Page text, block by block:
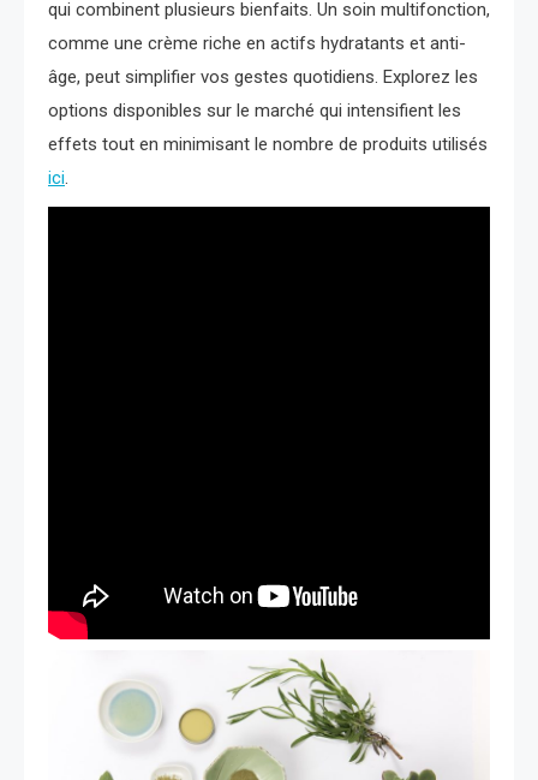
qui combinent plusieurs bienfaits. Un soin multifonction,
comme une crème riche en actifs hydratants et anti-
âge, peut simplifier vos gestes quotidiens. Explorez les
options disponibles sur le marché qui intensifient les
effets tout en minimisant le nombre de produits utilisés
ici.